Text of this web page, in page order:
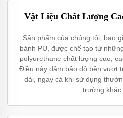
Vật Liệu Chất Lượng
Sản phẩm của chúng tôi, bao
bánh PU, được chế tạo từ
polyurethane chất lượng cao,
Điều này đảm bảo độ bền vượt
dài, ngay cả khi sử dụng
trường khác